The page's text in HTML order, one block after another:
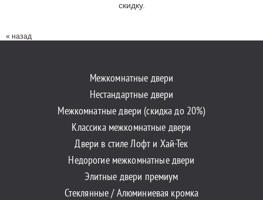
скидку.
« назад
Межкомнатные двери
Нестандартные двери
Межкомнатные двери (скидка до 20%)
Классика межкомнатные двери
Двери в стиле Лофт и Хай-Тек
Недорогие межкомнатные двери
Элитные двери премиум
Стеклянные / Алюминиевая кромка